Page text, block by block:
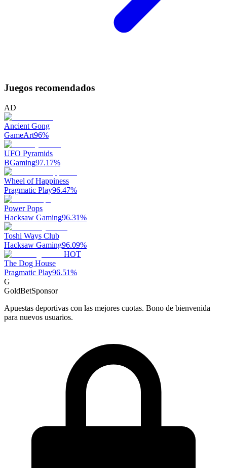
Juegos recomendados
AD
Ancient Gong
GameArt96%
UFO Pyramids
BGaming97.17%
Wheel of Happiness
Pragmatic Play96.47%
Power Pops
Hacksaw Gaming96.31%
Toshi Ways Club
Hacksaw Gaming96.09%
HOT
The Dog House
Pragmatic Play96.51%
G
GoldBetSponsor
Apuestas deportivas con las mejores cuotas. Bono de bienvenida
para nuevos usuarios.